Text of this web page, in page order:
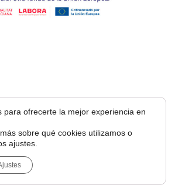
para ofrecerte la mejor experiencia en
sobre qué cookies utilizamos o
ajustes.